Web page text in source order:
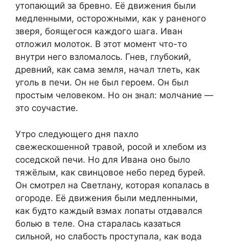
утопающий за бревно. Её движения были
медленными, осторожными, как у раненого
зверя, боящегося каждого шага. Иван
отложил молоток. В этот момент что-то
внутри него взломалось. Гнев, глубокий,
древний, как сама земля, начал тлеть, как
уголь в печи. Он не был героем. Он был
простым человеком. Но он знал: молчание —
это соучастие.
Утро следующего дня пахло
свежескошенной травой, росой и хлебом из
соседской печи. Но для Ивана оно было
тяжёлым, как свинцовое небо перед бурей.
Он смотрел на Светлану, которая копалась в
огороде. Её движения были медленными,
как будто каждый взмах лопаты отдавался
болью в теле. Она старалась казаться
сильной, но слабость проступала, как вода